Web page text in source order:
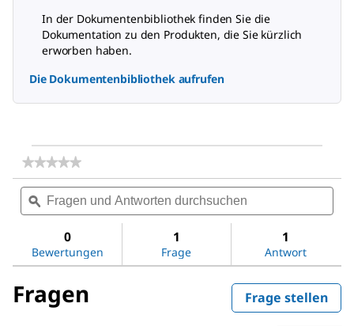
In der Dokumentenbibliothek finden Sie die
Dokumentation zu den Produkten, die Sie kürzlich
erworben haben.
Die Dokumentenbibliothek aufrufen
★★★★★
★★★★★
Beurteilungswert
für
Acetic
Fragen
und
Antworten
durchsuchen
ϙ
0
Bewertungen
1
Frage
1
Antwort
Fragen Frage stellen